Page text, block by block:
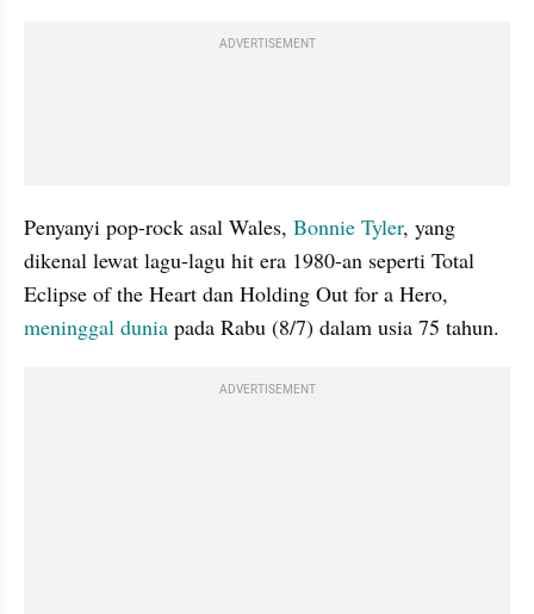
ADVERTISEMENT
Penyanyi pop-rock asal Wales, Bonnie Tyler, yang
dikenal lewat lagu-lagu hit era 1980-an seperti Total
meninggal dunia pada Rabu (8/7) dalam usia 75 tahun.
ADVERTISEMENT